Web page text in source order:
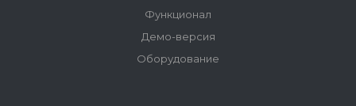
Функционал
Демо-версия
Оборудование